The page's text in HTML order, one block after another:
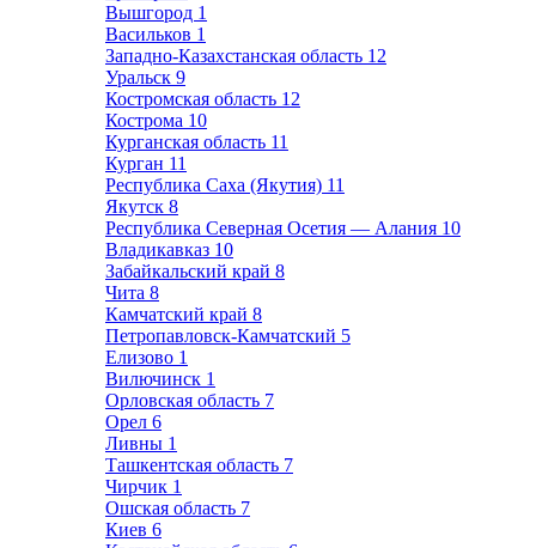
Вышгород 1
Васильков 1
Западно-Казахстанская область 12
Уральск 9
Костромская область 12
Кострома 10
Курганская область 11
Курган 11
Республика Саха (Якутия) 11
Якутск 8
Республика Северная Осетия — Алания 10
Владикавказ 10
Забайкальский край 8
Чита 8
Камчатский край 8
Петропавловск-Камчатский 5
Елизово 1
Вилючинск 1
Орловская область 7
Орел 6
Ливны 1
Ташкентская область 7
Чирчик 1
Ошская область 7
Киев 6